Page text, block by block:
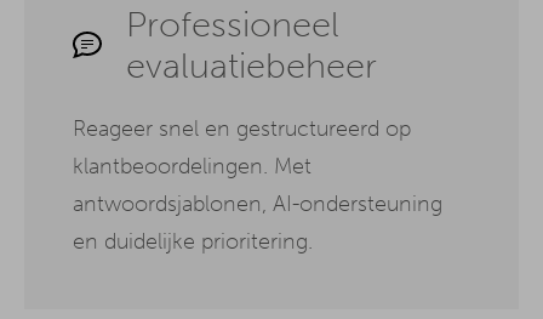
Professioneel
evaluatiebeheer
Reageer snel en gestructureerd op
klantbeoordelingen. Met
antwoordsjablonen, AI-ondersteuning
en duidelijke prioritering.